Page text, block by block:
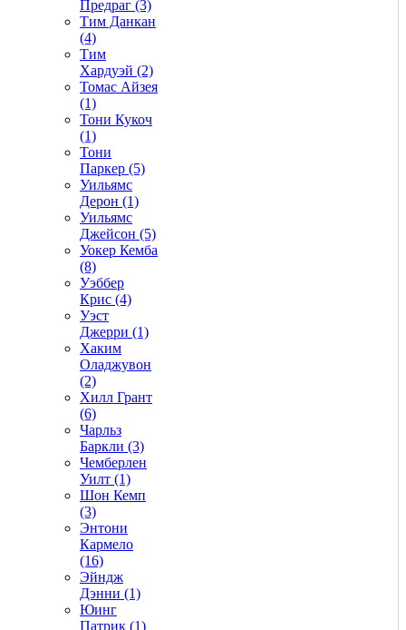
Предраг (3)
Тим Данкан
(4)
Тим
Хардуэй (2)
Томас Айзея
(1)
Тони Кукоч
(1)
Тони
Паркер (5)
Уильямс
Дерон (1)
Уильямс
Джейсон (5)
Уокер Кемба
(8)
Уэббер
Крис (4)
Уэст
Джерри (1)
Хаким
Оладжувон
(2)
Хилл Грант
(6)
Чарльз
Баркли (3)
Чемберлен
Уилт (1)
Шон Кемп
(3)
Энтони
Кармело
(16)
Эйндж
Дэнни (1)
Юинг
Патрик (1)